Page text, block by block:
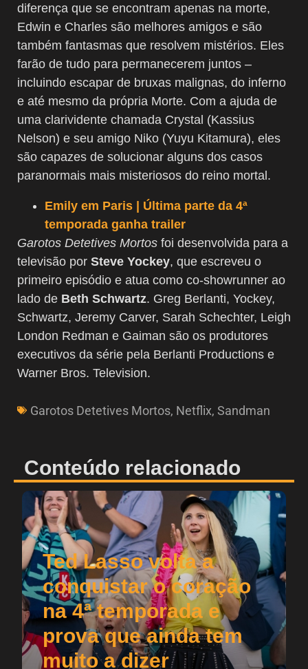
diferença que se encontram apenas na morte,
Edwin e Charles são melhores amigos e são
também fantasmas que resolvem mistérios. Eles
farão de tudo para permanecerem juntos –
incluindo escapar de bruxas malignas, do inferno
e até mesmo da própria Morte. Com a ajuda de
uma clarividente chamada Crystal (Kassius
Nelson) e seu amigo Niko (Yuyu Kitamura), eles
são capazes de solucionar alguns dos casos
paranormais mais misteriosos do reino mortal.
Emily em Paris | Última parte da 4ª
temporada ganha trailer
Garotos Detetives Mortos foi desenvolvida para a
televisão por Steve Yockey, que escreveu o
primeiro episódio e atua como co-showrunner ao
lado de Beth Schwartz. Greg Berlanti, Yockey,
Schwartz, Jeremy Carver, Sarah Schechter, Leigh
London Redman e Gaiman são os produtores
executivos da série pela Berlanti Productions e
Warner Bros. Television.
Garotos Detetives Mortos, Netflix, Sandman
Conteúdo relacionado
Ted Lasso volta a
conquistar o coração
na 4ª temporada e
prova que ainda tem
muito a dizer